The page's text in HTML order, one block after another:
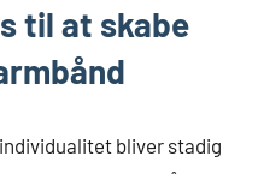
til at skabe
bliver stadig